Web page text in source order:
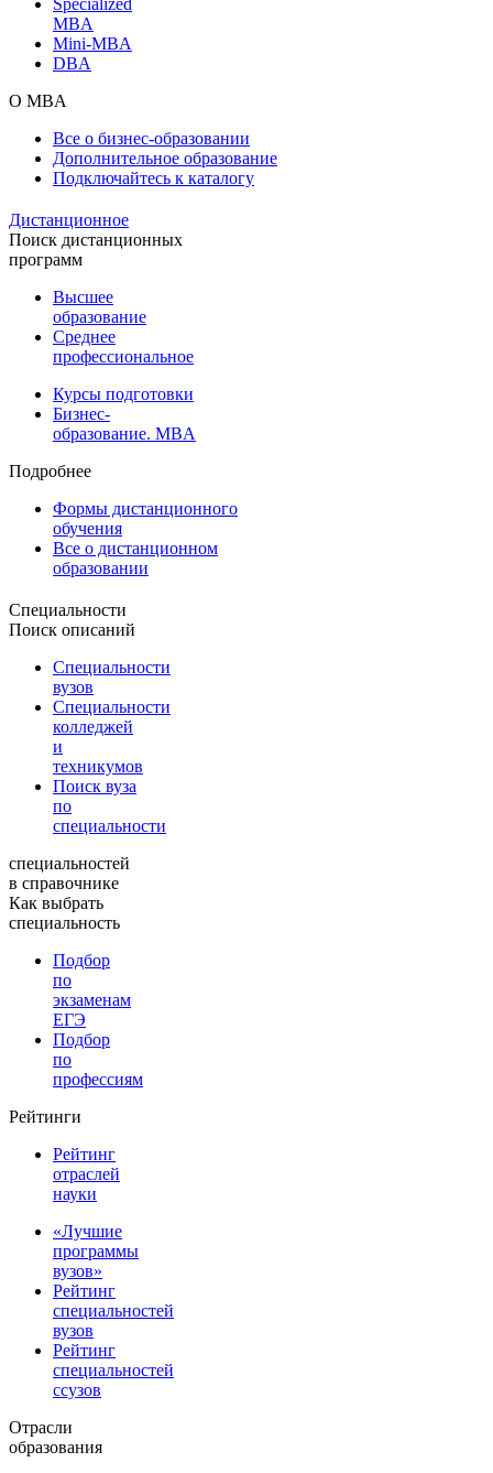
MBA
Mini-MBA
DBA
О MBA
Все о бизнес-образовании
Дополнительное образование
Подключайтесь к каталогу
Дистанционное
Поиск дистанционных
программ
Высшее
образование
Среднее
профессиональное
Курсы подготовки
Бизнес-
образование. MBA
Подробнее
Формы дистанционного
обучения
Все о дистанционном
образовании
Специальности
Поиск описаний
Специальности
вузов
Специальности
колледжей
и
техникумов
Поиск вуза
по
специальности
специальностей
в справочнике
Как выбрать
специальность
Подбор
по
экзаменам
ЕГЭ
Подбор
по
профессиям
Рейтинги
Рейтинг
отраслей
науки
«Лучшие
программы
вузов»
Рейтинг
специальностей
вузов
Рейтинг
специальностей
ссузов
Отрасли
образования